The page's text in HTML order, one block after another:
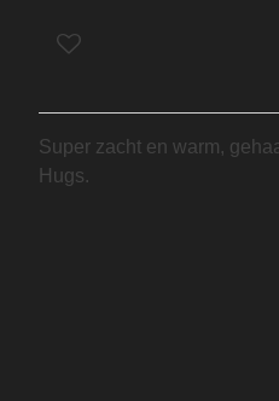
Super zacht en warm,
Hugs.